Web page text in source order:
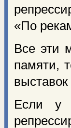
«По
Все эти
памяти,
Если у